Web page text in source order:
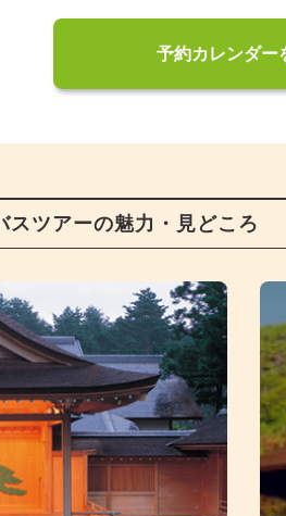
予約カレンダー
スツアーの魅力・見どころ